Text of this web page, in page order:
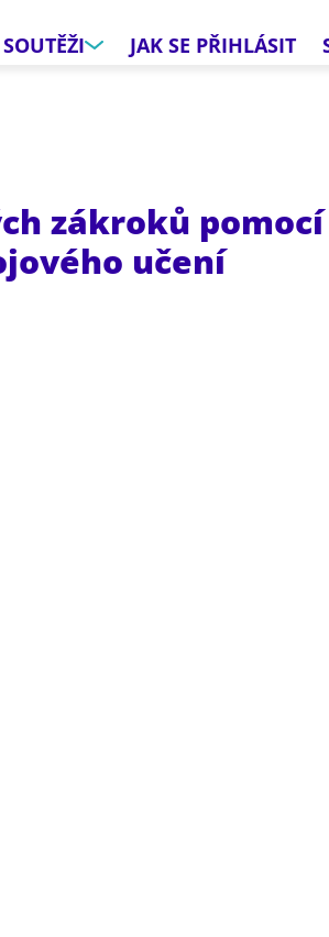
JAK SE PŘIHLÁSIT
zákroků
učení